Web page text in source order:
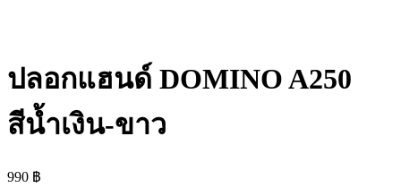
ปลอกแฮนด์ DOMINO A250
สีน้ำเงิน-ขาว
990 ฿